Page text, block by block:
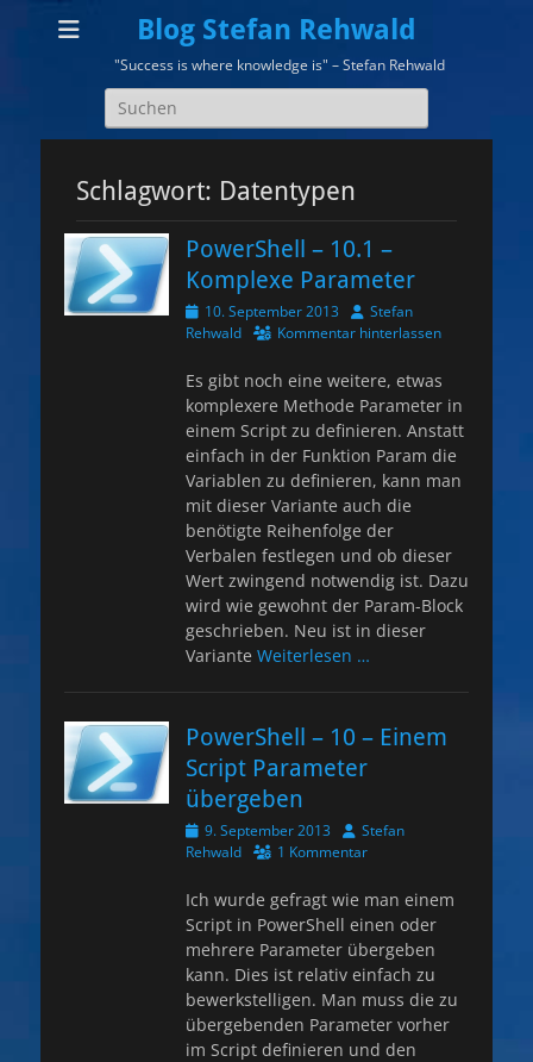
Blog Stefan Rehwald
"Success is where knowledge is" – Stefan Rehwald
Suchen
nach:
Schlagwort: Datentypen
PowerShell – 10.1 –
Komplexe Parameter
Veröffentlicht
am
10. September 2013 AutorStefan
Rehwald
Kommentar hinterlassen
Es gibt noch eine weitere, etwas
komplexere Methode Parameter in
einem Script zu definieren. Anstatt
einfach in der Funktion Param die
Variablen zu definieren, kann man
mit dieser Variante auch die
benötigte Reihenfolge der
Verbalen festlegen und ob dieser
Wert zwingend notwendig ist. Dazu
wird wie gewohnt der Param-Block
geschrieben. Neu ist in dieser
Variante Weiterlesen …
PowerShell – 10 – Einem
Script Parameter
übergeben
Veröffentlicht
am
9. September 2013 AutorStefan
Rehwald
1 Kommentar
Ich wurde gefragt wie man einem
Script in PowerShell einen oder
mehrere Parameter übergeben
kann. Dies ist relativ einfach zu
bewerkstelligen. Man muss die zu
übergebenden Parameter vorher
im Script definieren und den